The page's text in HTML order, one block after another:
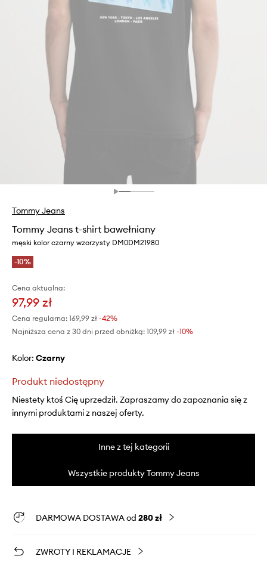
Tommy Jeans
Tommy Jeans t-shirt bawełniany
męski kolor czarny wzorzysty DM0DM21980
-10%
Cena aktualna:
97,99 zł
Cena regularna: 169,99 zł -42%
Najniższa cena z 30 dni przed obniżką: 109,99 zł -10%
Kolor: czarny
Produkt niedostępny
Niestety ktoś Cię uprzedził. Zapraszamy do zapoznania się z
innymi produktami z naszej oferty.
Inne z tej kategorii
Wszystkie produkty Tommy Jeans
DARMOWA DOSTAWA od 280 zł
ZWROTY I REKLAMACJE